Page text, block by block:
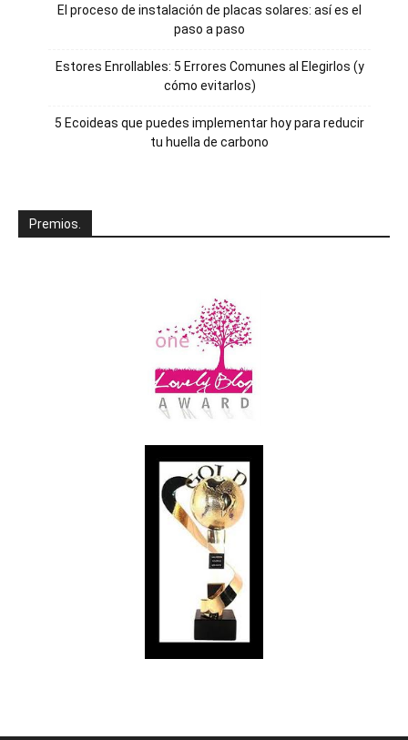
El proceso de instalación de placas solares: así es el
paso a paso
Estores Enrollables: 5 Errores Comunes al Elegirlos (y
cómo evitarlos)
5 Ecoideas que puedes implementar hoy para reducir
tu huella de carbono
Premios.